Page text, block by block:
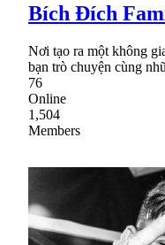
Bích Đích
Nơi tạo ra một không
bạn trò chuyện cùng
76
Online
1,504
Members